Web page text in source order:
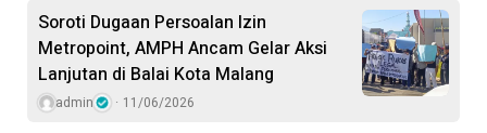
Soroti Dugaan Persoalan Izin
Metropoint, AMPH Ancam Gelar Aksi
Lanjutan di Balai Kota Malang
admin 11/06/2026